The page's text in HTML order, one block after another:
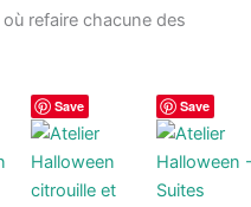
refaire chacune des
Save Save